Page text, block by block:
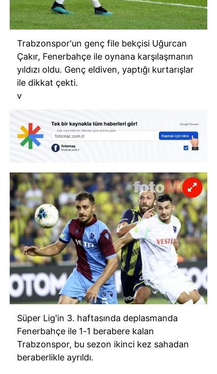
Trabzonspor'un genç file bekçisi Uğurcan
Çakır, Fenerbahçe ile oynana karşılaşmanın
yıldızı oldu. Genç eldiven, yaptığı kurtarışlar
ile dikkat çekti.
v
Süper Lig'in 3. haftasında deplasmanda
Fenerbahçe ile 1-1 berabere kalan
Trabzonspor, bu sezon ikinci kez sahadan
beraberlikle ayrıldı.